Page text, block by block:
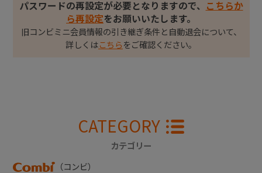
パスワードの再設定が必要となりますので、
こちらか
ら再設定をお願いいたします。
旧コンビミニ会員情報の引き継ぎ条件と自動退会について、
詳しくはこちら をご確認ください。
CATEGORY
カテゴリー
（コンビ）